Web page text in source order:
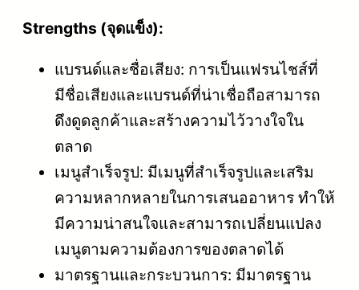
Strengths (จุดแข็ง):
แบรนด์และชื่อเสียง: การเป็นแฟรนไชส์ที่
มีชื่อเสียงและแบรนด์ที่น่าเชื่อถือสามารถ
ดึงดูดลูกค้าและสร้างความไว้วางใจใน
ตลาด
เมนูสำเร็จรูป: มีเมนูที่สำเร็จรูปและเสริม
ความหลากหลายในการเสนออาหาร ทำให้
มีความน่าสนใจและสามารถเปลี่ยนแปลง
เมนูตามความต้องการของตลาดได้
มาตรฐานและกระบวนการ: มีมาตรฐาน